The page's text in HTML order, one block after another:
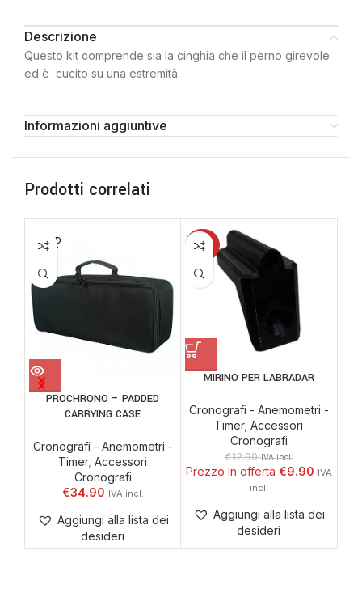
Descrizione
Questo kit comprende sia la cinghia che il perno girevole
ed è cucito su una estremità.
Informazioni aggiuntive
Prodotti correlati
SOLD
OUT
PROCHRONO – PADDED
CARRYING CASE
Cronografi - Anemometri -
Timer, Accessori
Cronografi
€34.90
Aggiungi alla lista dei
desideri
-23%
MIRINO PER LABRADAR
Cronografi - Anemometri -
Timer, Accessori
Cronografi
€12.90 IVA incl.
€9.90
Aggiungi alla lista dei
desideri